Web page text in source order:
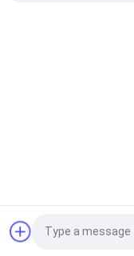
การทดสอบการรับ
Mechanical &